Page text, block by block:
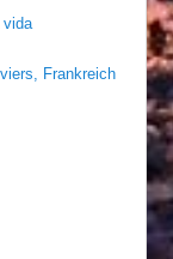
vida
Frankreich